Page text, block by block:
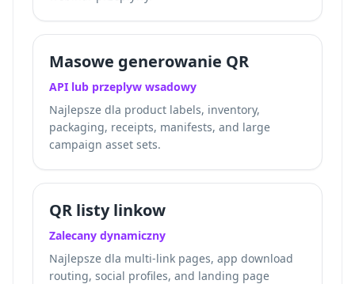
Masowe generowanie QR
API lub przeplyw wsadowy
Najlepsze dla product labels, inventory,
packaging, receipts, manifests, and large
campaign asset sets.
QR listy linkow
Zalecany dynamiczny
Najlepsze dla multi-link pages, app download
routing, social profiles, and landing page